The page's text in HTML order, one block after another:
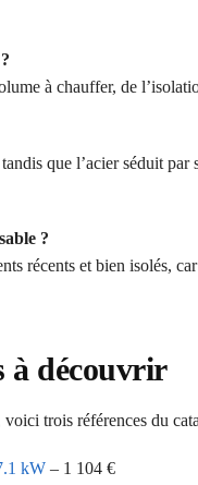
à chauffer, de
que l’acier séduit
?
récents et bien isolés,
à découvrir
trois références du
kW – 1 104 €